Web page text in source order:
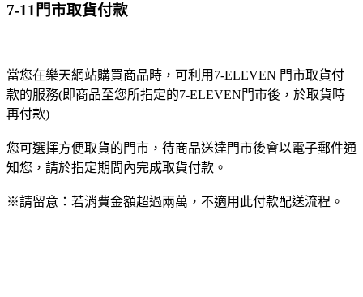
7-11門市取貨付款
當您在樂天網站購買商品時，可利用7-ELEVEN 門市取貨付
款的服務(即商品至您所指定的7-ELEVEN門市後，於取貨時
再付款)
您可選擇方便取貨的門市，待商品送達門市後會以電子郵件通
知您，請於指定期間內完成取貨付款。
※請留意：若消費金額超過兩萬，不適用此付款配送流程。